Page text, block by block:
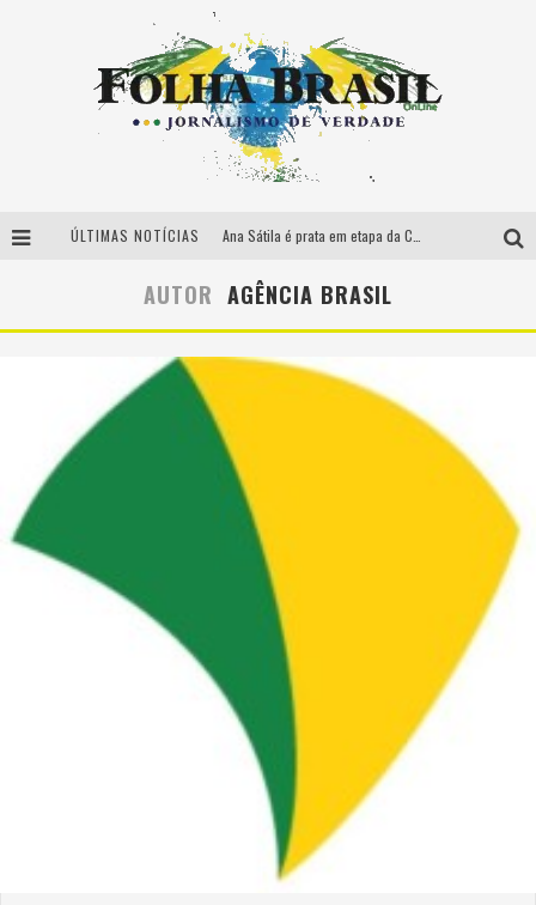
ÚLTIMAS NOTÍCIAS
Ministério lança amanhã em SP programa de apoio a startups
AUTOR AGÊNCIA BRASIL